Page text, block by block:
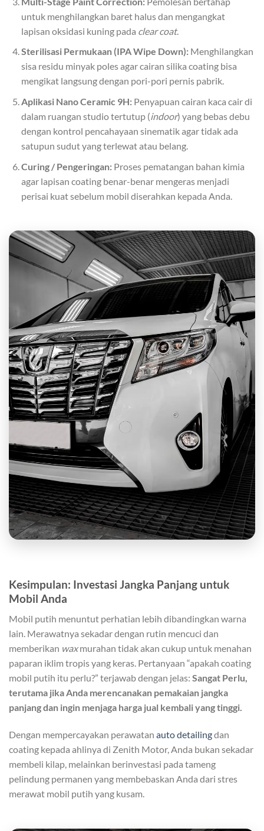
untuk menghilangkan baret halus dan mengangkat
lapisan oksidasi kuning pada clear coat.
Sterilisasi Permukaan (IPA Wipe Down):Menghilangkan
sisa residu minyak poles agar cairan silika coating bisa
mengikat langsung dengan pori-pori pernis pabrik.
Aplikasi Nano Ceramic 9H:Penyapuan cairan kaca cair di
dalam ruangan studio tertutup (indoor) yang bebas debu
dengan kontrol pencahayaan sinematik agar tidak ada
satupun sudut yang terlewat atau belang.
Curing / Pengeringan:Proses pematangan bahan kimia
agar lapisan coating benar-benar mengeras menjadi
perisai kuat sebelum mobil diserahkan kepada Anda.
Kesimpulan: Investasi Jangka Panjang untuk
Mobil Anda
Mobil putih menuntut perhatian lebih dibandingkan warna
lain. Merawatnya sekadar dengan rutin mencuci dan
memberikan waxmurahan tidak akan cukup untuk menahan
paparan iklim tropis yang keras. Pertanyaan “apakah coating
mobil putih itu perlu?” terjawab dengan jelas: Sangat Perlu,
terutama jika Anda merencanakan pemakaian jangka
panjang dan ingin menjaga harga jual kembali yang tinggi.
Dengan mempercayakan perawatan auto detailingdan
coating kepada ahlinya di Zenith Motor, Anda bukan sekadar
membeli kilap, melainkan berinvestasi pada tameng
pelindung permanen yang membebaskan Anda dari stres
merawat mobil putih yang kusam.